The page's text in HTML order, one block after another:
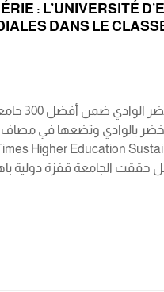
: L’UNIVERSITÉ
DANS LE
بالوادي وتضعها في مصاف